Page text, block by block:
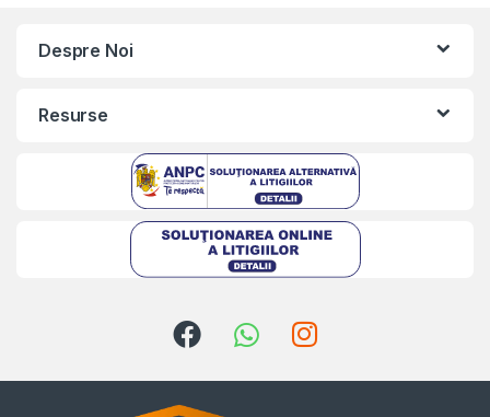
Despre Noi
Resurse